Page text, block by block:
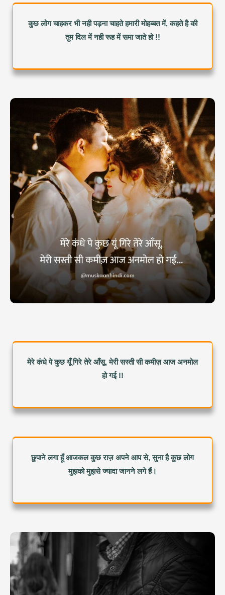
कुछ लोग चाहकर भी नही पड़ना चाहते हमारी मोहब्बत में, कहते है की
तुम दिल में नही रूह में समा जाते हो !!
मेरे कंधे पे कुछ यूँ गिरे तेरे आँसू, मेरी सस्ती सी कमीज़ आज अनमोल
हो गई !!
छुपाने लगा हूँ आजकल कुछ राज़ अपने आप से, सुना है कुछ लोग
मुझको मुझसे ज्यादा जानने लगे हैं।